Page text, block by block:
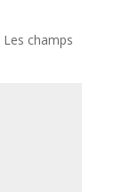
Les champs